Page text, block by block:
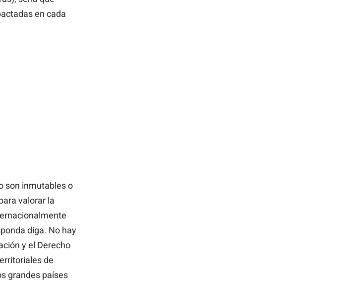
en cada
son inmutables o
valorar la
diga. No hay
y el Derecho
de
grandes países